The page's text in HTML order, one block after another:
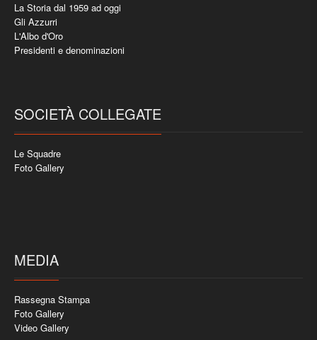
La Storia dal 1959 ad oggi
Gli Azzurri
L'Albo d'Oro
Presidenti e denominazioni
SOCIETÀ COLLEGATE
Le Squadre
Foto Gallery
MEDIA
Rassegna Stampa
Foto Gallery
Video Gallery